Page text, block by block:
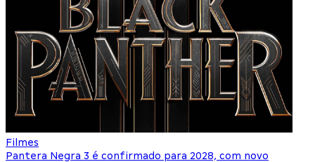
Filmes
Pantera Negra 3 é confirmado para 2028, com novo